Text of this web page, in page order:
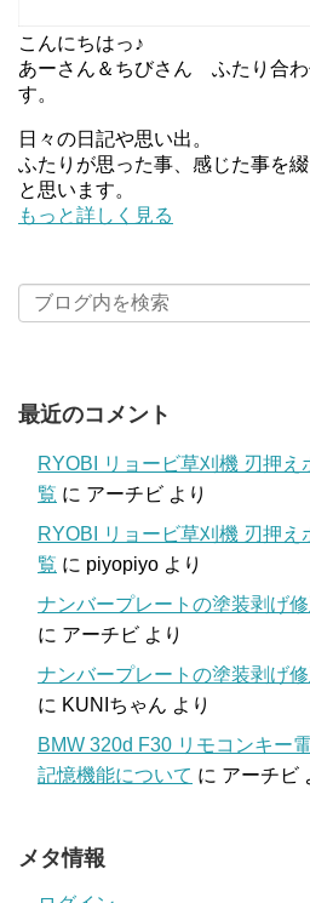
こんにちはっ♪
あーさん＆ちびさん ふたり合わ
す。
日々の日記や思い出。
ふたりが思った事、感じた事を
と思います。
もっと詳しく見る
最近のコメント
RYOBI リョービ草刈機 刃押
覧 に アーチビ より
RYOBI リョービ草刈機 刃押
覧 に piyopiyo より
ナンバープレートの塗装剥げ
に アーチビ より
ナンバープレートの塗装剥げ
に KUNIちゃん より
BMW 320d F30 リモコンキー
記憶機能について に アーチビ
メタ情報